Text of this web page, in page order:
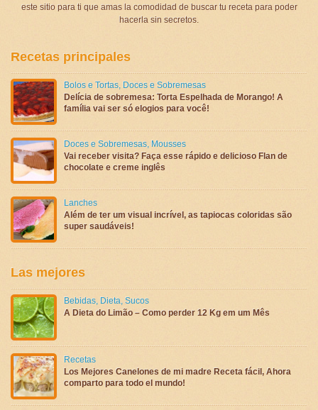
este sitio para ti que amas la comodidad de buscar tu receta para poder
hacerla sin secretos.
Recetas principales
Bolos e Tortas, Doces e Sobremesas
Delícia de sobremesa: Torta Espelhada de Morango! A
família vai ser só elogios para você!
Doces e Sobremesas, Mousses
Vai receber visita? Faça esse rápido e delicioso Flan de
chocolate e creme inglês
Lanches
Além de ter um visual incrível, as tapiocas coloridas são
super saudáveis!
Las mejores
Bebidas, Dieta, Sucos
A Dieta do Limão – Como perder 12 Kg em um Mês
Recetas
Los Mejores Canelones de mi madre Receta fácil, Ahora
comparto para todo el mundo!